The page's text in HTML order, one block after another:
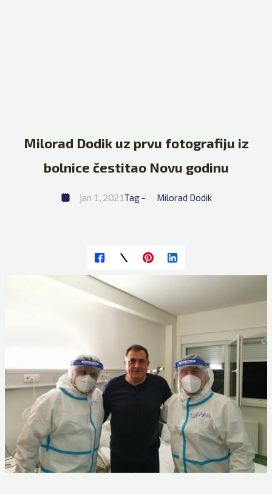
Milorad Dodik uz prvu fotografiju iz
bolnice čestitao Novu godinu
jan 1, 2021Tag - Milorad Dodik